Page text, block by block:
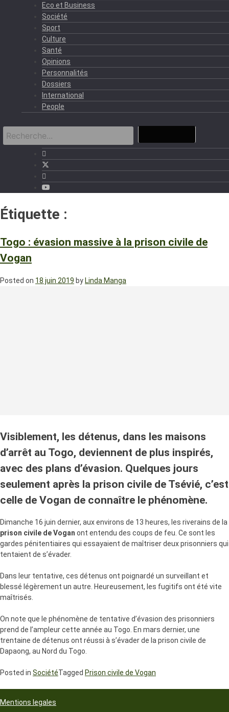
Eco et Business
Société
Sport
Culture
Santé
Opinions
Personnalités
Dossiers
International
People
Étiquette :
Togo : évasion massive à la prison civile de
Vogan
Posted on 18 juin 2019 by Linda Manga
Visiblement, les détenus, dans les maisons
d’arrêt au Togo, deviennent de plus inspirés,
avec des plans d’évasion. Quelques jours
seulement après la prison civile de Tsévié, c’est
celle de Vogan de connaître le phénomène.
Dimanche 16 juin dernier, aux environs de 13 heures, les riverains de la
prison civile de Vogan ont entendu des coups de feu. Ce sont les
gardes pénitentiaires qui essayaient de maîtriser deux prisonniers qui
tentaient de s’évader.
Dans leur tentative, ces détenus ont poignardé un surveillant et
blessé légèrement un autre. Heureusement, les fugitifs ont été vite
maîtrisés.
On note que le phénomène de tentative d’évasion des prisonniers
prend de l’ampleur cette année au Togo. En mars dernier, une
trentaine de détenus ont réussi à s’évader de la prison civile de
Dapaong, au Nord du Togo.
Posted in SociétéTagged Prison civile de Vogan
Mentions legales